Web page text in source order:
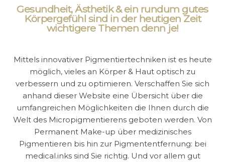
Gesundheit, Ästhetik & ein rundum gutes
Körpergefühl sind in der heutigen Zeit
wichtigere Themen denn je!
Mittels innovativer Pigmentiertechniken ist es heute
möglich, vieles an Körper & Haut optisch zu
verbessern und zu optimieren. Verschaffen Sie sich
anhand dieser Website eine Übersicht über die
umfangreichen Möglichkeiten die Ihnen durch die
Welt des Micropigmentierens geboten werden. Von
Permanent Make-up über medizinisches
Pigmentieren bis hin zur Pigmententfernung: bei
medical.inks sind Sie richtig. Und vor allem gut